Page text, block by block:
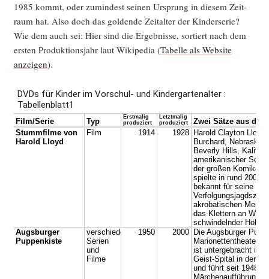
1985 kommt, oder zumin­dest sei­nen Ursprung in die­sem Zeit­
raum hat. Also doch das gol­den­de Zeit­al­ter der Kin­der­se­rie?
Wie dem auch sei: Hier sind die Ergeb­nis­se, sor­tiert nach dem
ers­ten Pro­duk­ti­ons­jahr laut Wiki­pe­dia (Tabel­le als Web­site
anzei­gen).